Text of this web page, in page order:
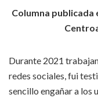
Columna publicada
Durante 2021
redes sociales, fui
sencillo engañar a los